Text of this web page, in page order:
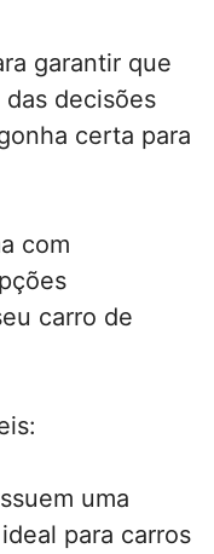
garantir que
decisões
certa para
com
carro de
uma
para carros